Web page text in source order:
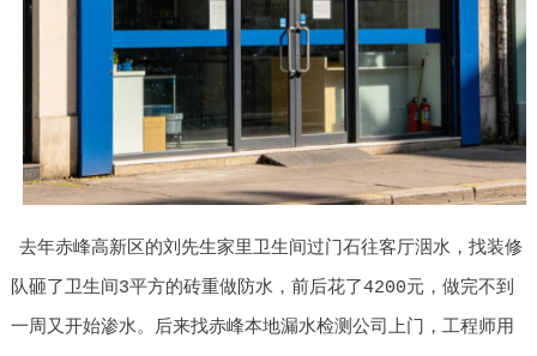
去年赤峰高新区的刘先生家里卫生间过门石往客厅洇水，找装修
队砸了卫生间3平方的砖重做防水，前后花了4200元，做完不到
一周又开始渗水。后来找赤峰本地漏水检测公司上门，工程师用